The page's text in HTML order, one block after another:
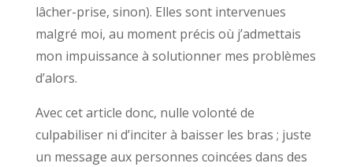
lâcher-prise, sinon). Elles sont intervenues
malgré moi, au moment précis où j’admettais
mon impuissance à solutionner mes problèmes
d’alors.
Avec cet article donc, nulle volonté de
culpabiliser ni d’inciter à baisser les bras ; juste
un message aux personnes coincées dans des